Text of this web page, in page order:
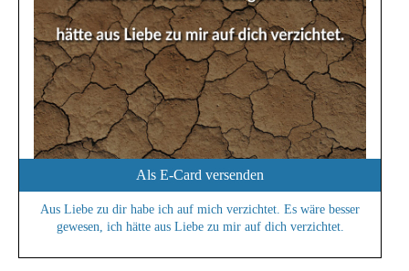
Als E-Card versenden
Aus Liebe zu dir habe ich auf mich verzichtet. Es wäre besser
gewesen, ich hätte aus Liebe zu mir auf dich verzichtet.